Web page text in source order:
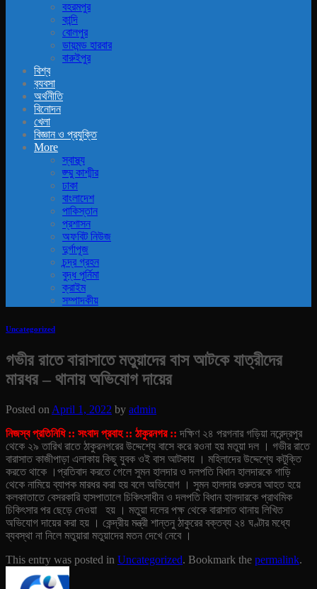
বহরমপুর
কান্দি
বোলপুর
ডায়মন্ড হারবার
বারুইপুর
বিশ্ব
ব‍্যবসা
অর্থনীতি
বিনোদন
খেলা
বিজ্ঞান ও প্রযুক্তি
More
স্বাস্থ্য
জ্ম্মু কাশ্মীর
ঢাকা
বাংলাদেশ
পাকিস্তান
প্রশাসন
অফবিট নিউজ
দুর্গাপূজ
চন্দ্র গ্রহন
বুদ্ধ পূর্নিমা
ক্রাইম
সম্পাদকীয়
Uncategorized
গভীর রাতে বারাসাতে মতুয়াদের বাস আটকে যাত্রীদের
মারধর – থানায় অভিযোগ দায়ের
Posted on April 1, 2022 by admin
নিজস্ব প্রতিনিধি :: সংবাদ প্রবাহ :: ঠাকুরনগর :: দক্ষিণ ২৪ পরগনার গড়িয়া নরেন্দ্রপুর
থেকে ২৯ তারিখ রাতে ঠাকুরনগরের উদ্দেশ্যে বাসে করে রওনা হয় মতুয়া দল । গভীর রাতে
বারাসাত কাজীপাড়া এলাকায় কিছু যুবক ওই বাস আটকায় । মহিলাদের উদ্দেশ্যে কটুক্তি
করতে থাকে । প্রতিবাদ করতে গেলে সুমন হালদার ও দলপতি বিধান হালদারকে গাড়ি
থেকে নামিয়ে ব্যাপক মারধর করা হয় বলে অভিযোগ । সুমন হালদার গুরুতর আহত হয়ে
কলকাতাতে বেসরকারি হাসপাতালে চিকিৎসাধীন ও দলপতি বিধান হালদারকে প্রাথমিক
চিকিৎসার পর ছেড়ে দেওয়া হয় । মতুয়া দলের পক্ষ থেকে বারাসাত থানায় লিখিত
অভিযোগ দায়ের করা হয় । কেন্দ্রীয় মন্ত্রী শান্তনু ঠাকুরের বক্তব্য ২৪ ঘণ্টার মধ্যে
ব্যবস্থা না নিলে মতুয়ারা মতুয়াদের মতন দেখে নেবে ।
This entry was posted in Uncategorized. Bookmark the permalink.